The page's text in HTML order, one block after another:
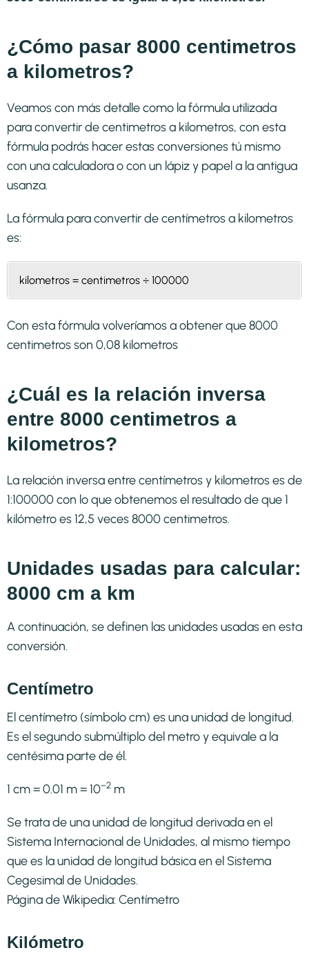
¿Cómo pasar 8000 centimetros
a kilometros?
Veamos con más detalle como la fórmula utilizada
para convertir de centimetros a kilometros, con esta
fórmula podrás hacer estas conversiones tú mismo
con una calculadora o con un lápiz y papel a la antigua
usanza.
La fórmula para convertir decentímetros a kilometros
es:
kilometros = centimetros ÷ 100000
Con esta fórmula volveríamos a obtener que 8000
centimetros son 0,08 kilometros
¿Cuál es la relación inversa
entre 8000 centimetros a
kilometros?
La relación inversa entre centímetros y kilometros es de
1:100000 con lo que obtenemos el resultado de que 1
kilómetro es 12,5 veces 8000 centimetros.
Unidades usadas para calcular:
8000 cm a km
A continuación, se definen las unidades usadas en esta
conversión.
Centímetro
El centímetro (símbolo cm) es una unidad de longitud.
Es el segundo submúltiplo del metro y equivale a la
centésima parte de él.
1 cm = 0.01 m = 10−2 m
Se trata de una unidad de longitud derivada en el
Sistema Internacional de Unidades, al mismo tiempo
que es la unidad de longitud básica en el Sistema
Cegesimal de Unidades.
Página de Wikipedia: Centímetro
Kilómetro